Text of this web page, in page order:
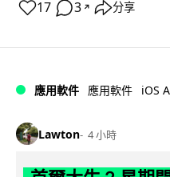
17 3 ↗ 分享
應用軟件 應用軟件 iOS
Lawton 4 小時